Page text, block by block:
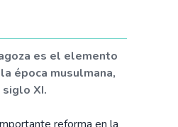
es el elemento
época musulmana,
XI.